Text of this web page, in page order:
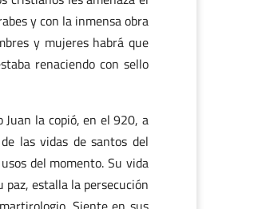
y con la inmensa obra
y mujeres habrá que
renaciendo con sello
Juan la copió, en el 920, a
las vidas de santos del
del momento. Su vida
estalla la persecución